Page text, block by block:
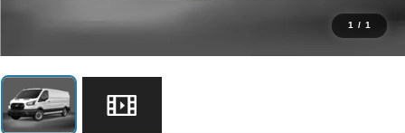
1 / 1